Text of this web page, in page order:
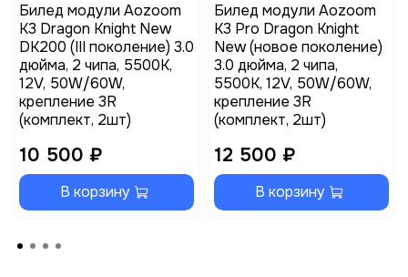
Билед модули Aozoom
K3 Dragon Knight New
DK200 (III поколение) 3.0
дюйма, 2 чипа, 5500K,
12V, 50W/60W,
крепление 3R
(комплект, 2шт)
10 500 ₽
В корзину
Билед модули Aozoom
K3 Pro Dragon Knight
New (новое поколение)
3.0 дюйма, 2 чипа,
5500K, 12V, 50W/60W,
крепление 3R
(комплект, 2шт)
12 500 ₽
В корзину